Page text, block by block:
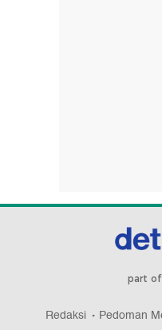
part of
Redaksi Pedoman